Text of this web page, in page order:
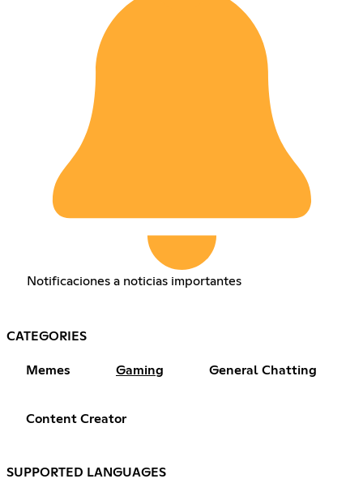
Notificaciones a noticias importantes
CATEGORIES
Memes Gaming General Chatting
Content Creator
SUPPORTED LANGUAGES